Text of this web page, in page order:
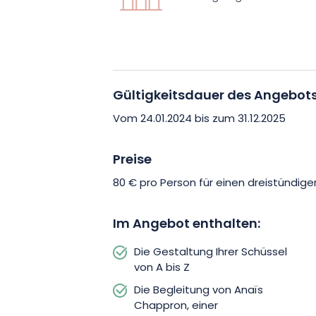
Ihr Abenteuer beginnt mit einem
eingeführt, bei der das Steingut in
Modell dient. Nachdem Sie diesen
zur Dekoration und Fertigstellung Ihrer
Dieser Workshop ist eine Einladung,
verleihen, etwas Einzigartiges
Austauschs und der Entspannung zu
Chance, Ihre eigene Schale aus
Sie jetzt Ihren Platz!
Gültigkeitsdauer des
Vom 24.01.2024 bis zum 31.12.2025
Preise
80 € pro Person für einen
Im Angebot enthalten:
Die Gestaltung Ihrer Schüssel
von A bis Z
Die Begleitung von Anaïs
Chappron, einer